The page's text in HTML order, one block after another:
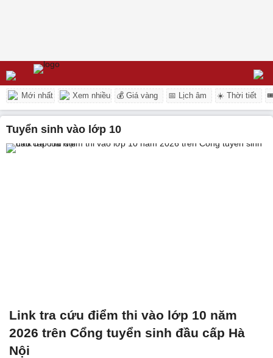
Mới nhất Xem nhiều 💰 Giá vàng 📅 Lịch âm ☀️ Thời tiết
tuyển sinh vào lớp 10
Link tra cứu điểm thi vào lớp 10 năm
2026 trên Cổng tuyển sinh đầu cấp Hà
Nội